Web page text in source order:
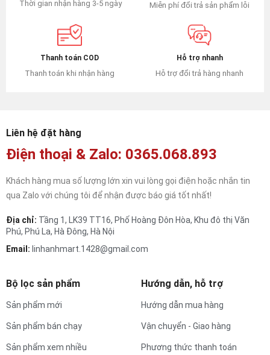
Thời gian nhận hàng 3-5 ngày Miễn phí đổi trả sản phẩm lỗi
Thanh toán COD
Thanh toán khi nhận hàng
Hỗ trợ nhanh
Hỗ trợ đổi trả hàng nhanh
Liên hệ đặt hàng
Điện thoại & Zalo: 0365.068.893
Khách hàng mua số lượng lớn xin vui lòng gọi điện hoặc nhắn tin
qua Zalo với chúng tôi để nhận được báo giá tốt nhất!
Địa chỉ: Tầng 1, LK39 TT16, Phố Hoàng Đôn Hòa, Khu đô thị Văn
Phú, Phú La, Hà Đông, Hà Nội
Email: linhanhmart.1428@gmail.com
Bộ lọc sản phẩm
Sản phẩm mới
Sản phẩm bán chạy
Sản phẩm xem nhiều
Hướng dẫn, hỗ trợ
Hướng dẫn mua hàng
Vận chuyển - Giao hàng
Phương thức thanh toán